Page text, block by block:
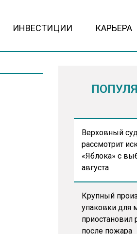
ИНВЕСТИЦИИ КАРЬЕРА
Верховный
рассмотрит
«Яблока» с
августа
Крупный
упаковки для
приостановил
после пожара